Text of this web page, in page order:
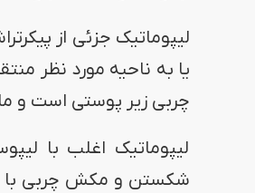
لیپوماتیک جزئی از
یا به ناحیه مورد نظر
چربی زیر پوستی است و
لیپوماتیک اغلب با
شکستن و مکش چربی با